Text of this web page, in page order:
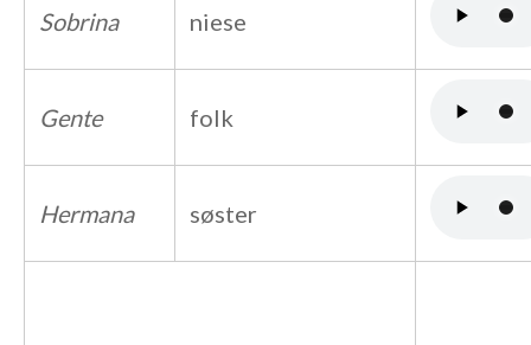
Sobrina niese
Gente folk
Hermana søster